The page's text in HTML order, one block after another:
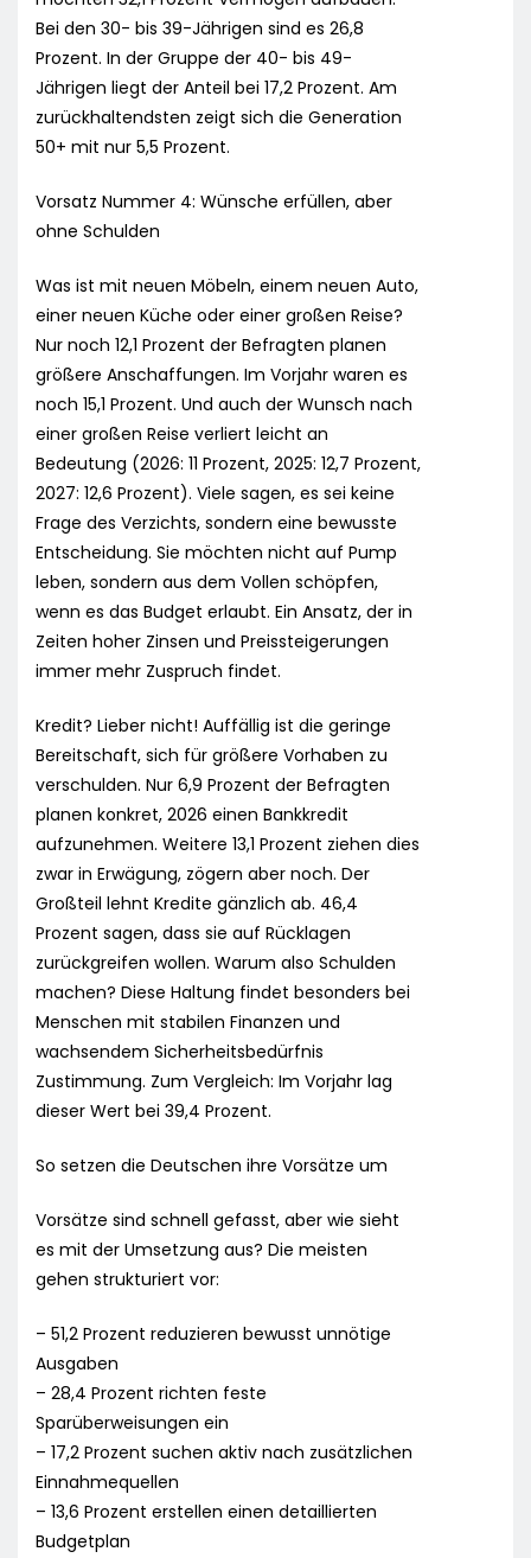
Bei den 30- bis 39-Jährigen sind es 26,8
Prozent. In der Gruppe der 40- bis 49-
Jährigen liegt der Anteil bei 17,2 Prozent. Am
zurückhaltendsten zeigt sich die Generation
50+ mit nur 5,5 Prozent.
Vorsatz Nummer 4: Wünsche erfüllen, aber
ohne Schulden
Was ist mit neuen Möbeln, einem neuen Auto,
einer neuen Küche oder einer großen Reise?
Nur noch 12,1 Prozent der Befragten planen
größere Anschaffungen. Im Vorjahr waren es
noch 15,1 Prozent. Und auch der Wunsch nach
einer großen Reise verliert leicht an
Bedeutung (2026: 11 Prozent, 2025: 12,7 Prozent,
2027: 12,6 Prozent). Viele sagen, es sei keine
Frage des Verzichts, sondern eine bewusste
Entscheidung. Sie möchten nicht auf Pump
leben, sondern aus dem Vollen schöpfen,
wenn es das Budget erlaubt. Ein Ansatz, der in
Zeiten hoher Zinsen und Preissteigerungen
immer mehr Zuspruch findet.
Kredit? Lieber nicht! Auffällig ist die geringe
Bereitschaft, sich für größere Vorhaben zu
verschulden. Nur 6,9 Prozent der Befragten
planen konkret, 2026 einen Bankkredit
aufzunehmen. Weitere 13,1 Prozent ziehen dies
zwar in Erwägung, zögern aber noch. Der
Großteil lehnt Kredite gänzlich ab. 46,4
Prozent sagen, dass sie auf Rücklagen
zurückgreifen wollen. Warum also Schulden
machen? Diese Haltung findet besonders bei
Menschen mit stabilen Finanzen und
wachsendem Sicherheitsbedürfnis
Zustimmung. Zum Vergleich: Im Vorjahr lag
dieser Wert bei 39,4 Prozent.
So setzen die Deutschen ihre Vorsätze um
Vorsätze sind schnell gefasst, aber wie sieht
es mit der Umsetzung aus? Die meisten
gehen strukturiert vor:
– 51,2 Prozent reduzieren bewusst unnötige
Ausgaben
– 28,4 Prozent richten feste
Sparüberweisungen ein
– 17,2 Prozent suchen aktiv nach zusätzlichen
Einnahmequellen
– 13,6 Prozent erstellen einen detaillierten
Budgetplan